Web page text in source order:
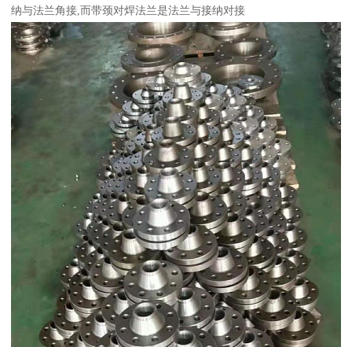
纳与法兰角接,而带颈对焊法兰是法兰与接纳对接